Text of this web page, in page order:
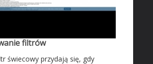
filtrów
świecowy przydają się, gdy